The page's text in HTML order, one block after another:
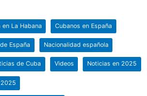
La Habana Cubanos en España
España Nacionalidad española
de Cuba Videos Noticias en 2025